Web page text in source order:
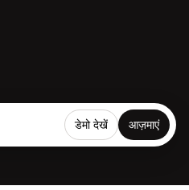
डेमो देखें आज़माएं